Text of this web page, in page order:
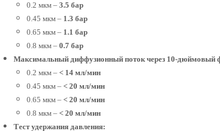
0.2 мкм – 3.5 бар
0.45 мкм – 1.3 бар
0.65 мкм – 1.1 бар
0.8 мкм – 0.7 бар
Максимальный диффузионный поток через 10-дюймовый
0.2 мкм – < 14 мл/мин
0.45 мкм – < 20 мл/мин
0.65 мкм – < 20 мл/мин
0.8 мкм – < 20 мл/мин
Тест удержания давления: